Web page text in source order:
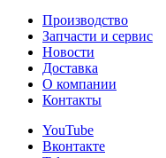
Производство
Запчасти и сервис
Новости
Доставка
О компании
Контакты
YouTube
Вконтакте